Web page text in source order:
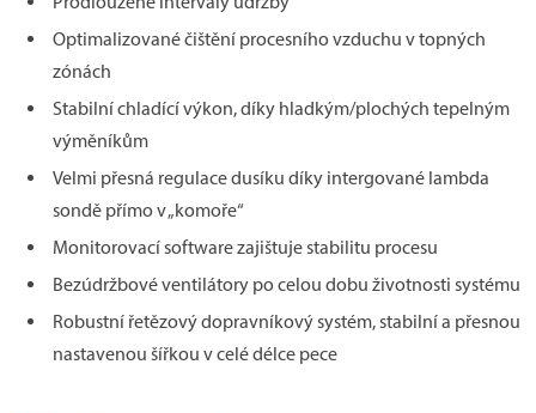
Optimalizované čištění procesního vzduchu v topných
zónách
Stabilní chladící výkon, díky hladkým/plochých tepelným
výměníkům
Velmi přesná regulace dusíku díky intergované lambda
sondě přímo v „komoře“
Monitorovací software zajištuje stabilitu procesu
Bezúdržbové ventilátory po celou dobu životnosti systému
Robustní řetězový dopravníkový systém, stabilní a přesnou
nastavenou šířkou v celé délce pece